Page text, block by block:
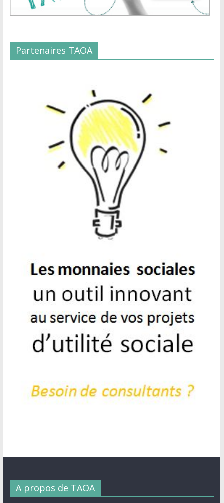
Partenaires TAOA
A propos de TAOA